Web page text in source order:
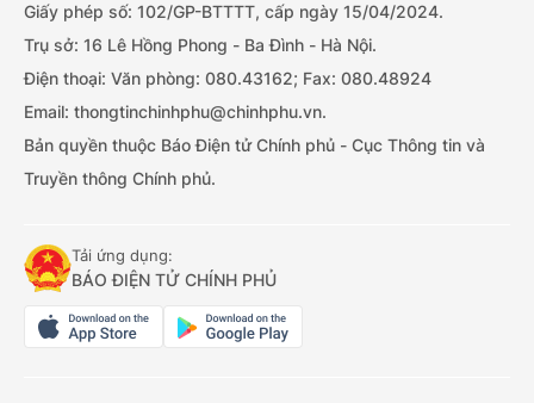
Giấy phép số: 102/GP-BTTTT, cấp ngày 15/04/2024.
Trụ sở: 16 Lê Hồng Phong - Ba Đình - Hà Nội.
Điện thoại: Văn phòng: 080.43162; Fax: 080.48924
Email: thongtinchinhphu@chinhphu.vn.
Bản quyền thuộc Báo Điện tử Chính phủ - Cục Thông tin và
Truyền thông Chính phủ.
Tải ứng dụng:
BÁO ĐIỆN TỬ CHÍNH PHỦ